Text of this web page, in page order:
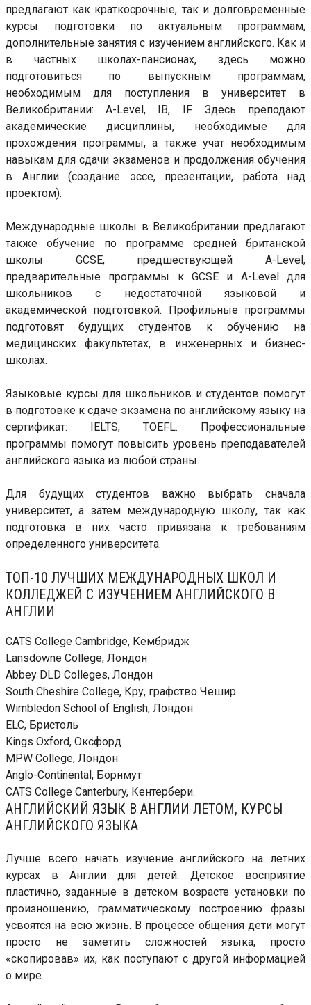
предлагают как краткосрочные, так и долговременные
курсы подготовки по актуальным программам,
дополнительные занятия с изучением английского. Как и
в частных школах-пансионах, здесь можно
подготовиться по выпускным программам,
необходимым для поступления в университет в
Великобритании: A-Level, IB, IF. Здесь преподают
академические дисциплины, необходимые для
прохождения программы, а также учат необходимым
навыкам для сдачи экзаменов и продолжения обучения
в Англии (создание эссе, презентации, работа над
проектом).
Международные школы в Великобритании предлагают
также обучение по программе средней британской
школы GCSE, предшествующей A-Level,
предварительные программы к GCSE и A-Level для
школьников с недостаточной языковой и
академической подготовкой. Профильные программы
подготовят будущих студентов к обучению на
медицинских факультетах, в инженерных и бизнес-
школах.
Языковые курсы для школьников и студентов помогут
в подготовке к сдаче экзамена по английскому языку на
сертификат: IELTS, TOEFL. Профессиональные
программы помогут повысить уровень преподавателей
английского языка из любой страны.
Для будущих студентов важно выбрать сначала
университет, а затем международную школу, так как
подготовка в них часто привязана к требованиям
определенного университета.
ТОП-10 ЛУЧШИХ МЕЖДУНАРОДНЫХ ШКОЛ И
КОЛЛЕДЖЕЙ С ИЗУЧЕНИЕМ АНГЛИЙСКОГО В
АНГЛИИ
CATS College Cambridge, Кембридж
Lansdowne College, Лондон
Abbey DLD Colleges, Лондон
South Cheshire College, Кру, графство Чешир
Wimbledon School of English, Лондон
ELC, Бристоль
Kings Oxford, Оксфорд
MPW College, Лондон
Anglo-Continental, Борнмут
CATS College Canterbury, Кентербери.
АНГЛИЙСКИЙ ЯЗЫК В АНГЛИИ ЛЕТОМ, КУРСЫ
АНГЛИЙСКОГО ЯЗЫКА
Лучше всего начать изучение английского на летних
курсах в Англии для детей. Детское восприятие
пластично, заданные в детском возрасте установки по
произношению, грамматическому построению фразы
усвоятся на всю жизнь. В процессе общения дети могут
просто не заметить сложностей языка, просто
«скопировав» их, как поступают с другой информацией
о мире.